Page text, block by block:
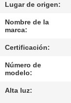
CALIDAD
EN
CONTACTO
CON
Lugar de origen:
Nombre de la
marca:
Certificación:
Número de
modelo:
Alta luz: